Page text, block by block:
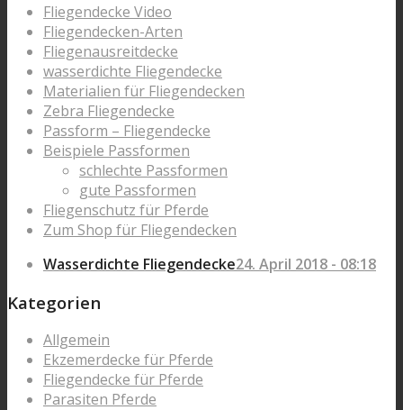
Fliegendecke Video
Fliegendecken-Arten
Fliegenausreitdecke
wasserdichte Fliegendecke
Materialien für Fliegendecken
Zebra Fliegendecke
Passform – Fliegendecke
Beispiele Passformen
schlechte Passformen
gute Passformen
Fliegenschutz für Pferde
Zum Shop für Fliegendecken
Wasserdichte Fliegendecke24. April 2018 - 08:18
Kategorien
Allgemein
Ekzemerdecke für Pferde
Fliegendecke für Pferde
Parasiten Pferde